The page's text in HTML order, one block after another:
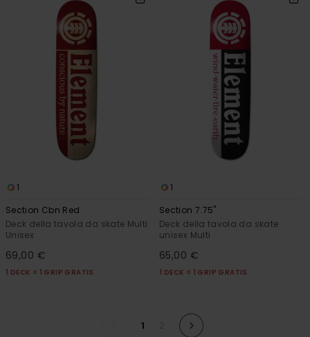
1
Section Cbn Red
Deck della tavola da skate Multi
Unisex
69,00 €
1 DECK = 1 GRIP GRATIS
1
Section 7.75"
Deck della tavola da skate
unisex Multi
65,00 €
1 DECK = 1 GRIP GRATIS
1